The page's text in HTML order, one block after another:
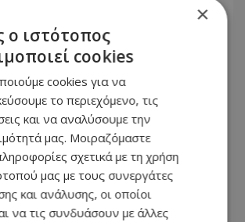
της απόπειρας φόνου -
δύο άτομα με αιχμηρό αντικείμενο
×
ο ιστότοπος
cookies
cookies για να
το περιεχόμενο, τις
και να αναλύσουμε την
μας. Μοιραζόμαστε
σχετικά με τη χρήση
μας με τους συνεργάτες
και ανάλυσης, οι οποίοι
να τις συνδυάσουν με άλλες